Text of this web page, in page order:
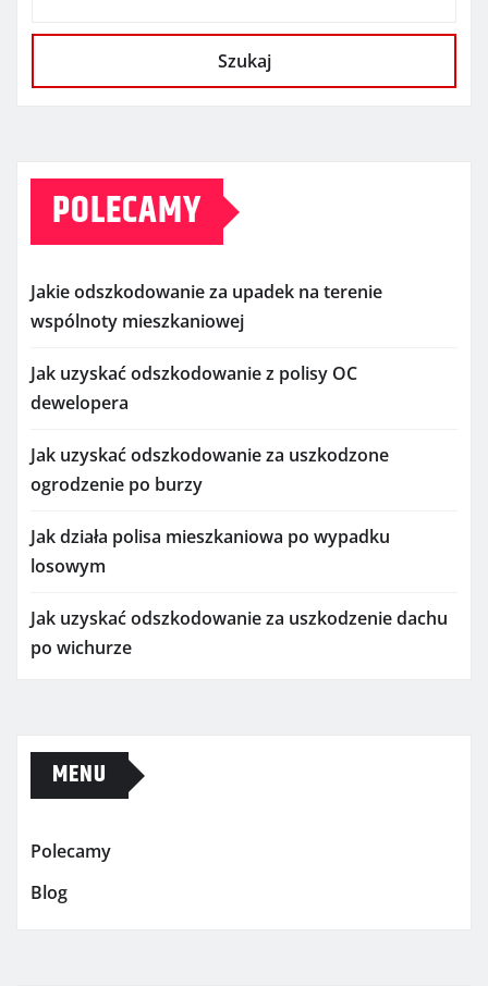
Szukaj
POLECAMY
Jakie odszkodowanie za upadek na terenie
wspólnoty mieszkaniowej
Jak uzyskać odszkodowanie z polisy OC
dewelopera
Jak uzyskać odszkodowanie za uszkodzone
ogrodzenie po burzy
Jak działa polisa mieszkaniowa po wypadku
losowym
Jak uzyskać odszkodowanie za uszkodzenie dachu
po wichurze
MENU
Polecamy
Blog